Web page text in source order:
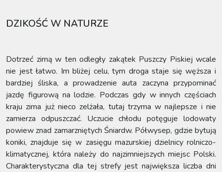
DZIKOŚĆ W NATURZE
Dotrzeć zimą w ten odległy zakątek Puszczy Piskiej wcale
nie jest łatwo. Im bliżej celu, tym droga staje się węższa i
bardziej śliska, a prowadzenie auta zaczyna przypominać
jazdę figurową na lodzie. Podczas gdy w innych częściach
kraju zima już nieco zelżała, tutaj trzyma w najlepsze i nie
zamierza odpuszczać. Uczucie chłodu potęguje lodowaty
powiew znad zamarzniętych Śniardw. Półwysep, gdzie bytują
koniki, znajduje się w zasięgu mazurskiej dzielnicy rolniczo-
klimatycznej, która należy do najzimniejszych miejsc Polski.
Charakterystyczna dla tej strefy jest największa liczba dni